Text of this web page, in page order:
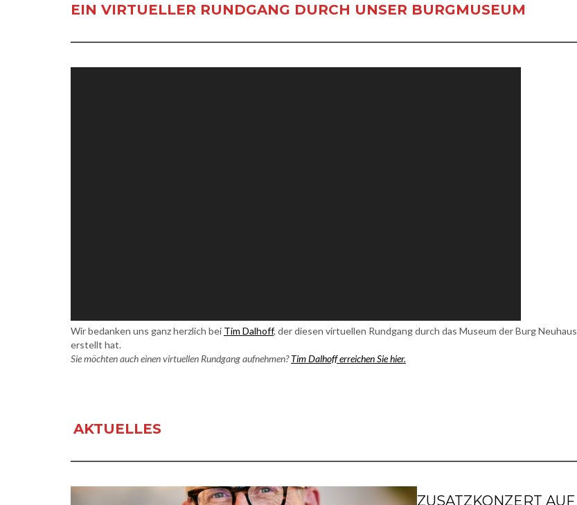
EIN VIRTUELLER RUNDGANG DURCH UNSER BURGMUSEUM
Wir bedanken uns ganz herzlich bei Tim Dalhoff, der diesen virtuellen Rundgang durch das Museum der Burg Neuhaus
erstellt hat.
Sie möchten auch einen virtuellen Rundgang aufnehmen?Tim Dalhoff erreichen Sie hier.
AKTUELLES
ZUSATZKONZERT AUF